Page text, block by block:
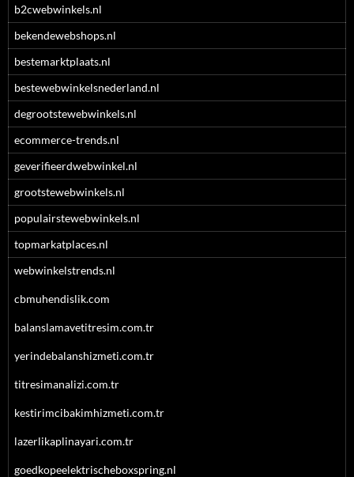
b2cwebwinkels.nl
bekendewebshops.nl
bestemarktplaats.nl
bestewebwinkelsnederland.nl
degrootstewebwinkels.nl
ecommerce-trends.nl
geverifieerdwebwinkel.nl
grootstewebwinkels.nl
populairstewebwinkels.nl
topmarkatplaces.nl
webwinkelstrends.nl
cbmuhendislik.com
balanslamavetitresim.com.tr
yerindebalanshizmeti.com.tr
titresimanalizi.com.tr
kestirimcibakimhizmeti.com.tr
lazerlikaplinayari.com.tr
goedkopeelektrischeboxspring.nl